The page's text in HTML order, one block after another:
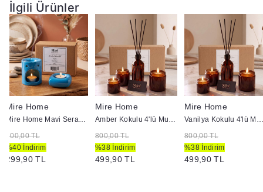
İlgili Ürünler
Mire Home
Mire Home Mavi Seramik Buhurdanlık ve Mumluk Seti
500,00 TL
%40 İndirim
299,90 TL
Mire Home
Amber Kokulu 4'lü Mum ve Ortam Kokusu Seti 100 ml
800,00 TL
%38 İndirim
499,90 TL
Mire Home
Vanilya Kokulu 4'lü Mum ve Ortam Kokusu Seti 100 ml
800,00 TL
%38 İndirim
499,90 TL